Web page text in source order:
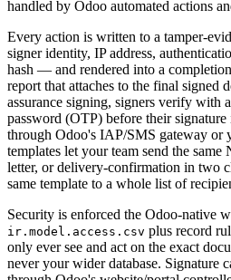
handled by Odoo automated actions
Every action is written to a tamper-
signer identity, IP address,
hash — and rendered into a
report that attaches to the final signed
assurance signing, signers verify with
password (OTP) before their signature
through Odoo's IAP/SMS gateway or
templates let your team send the
letter, or delivery-confirmation in two
same template to a whole list of
Security is enforced the Odoo-native
ir.model.access.csv plus record
only ever see and act on the exact
never your wider database. Signature